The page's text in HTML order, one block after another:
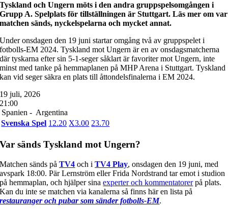
Tyskland och Ungern möts i den andra gruppspelsomgången i
Grupp A. Spelplats för tillställningen är Stuttgart. Läs mer om var
matchen sänds, nyckelspelarna och mycket annat.
Under onsdagen den 19 juni startar omgång två av gruppspelet i
fotbolls-EM 2024. Tyskland mot Ungern är en av onsdagsmatcherna
där tyskarna efter sin 5-1-seger såklart är favoriter mot Ungern, inte
minst med tanke på hemmaplanen på MHP Arena i Stuttgart. Tyskland
kan vid seger säkra en plats till åttondelsfinalerna i EM 2024.
19 juli, 2026
21:00
Spanien - Argentina
Svenska Spel 12.20 X3.00 23.70
Var sänds Tyskland mot Ungern?
Matchen sänds påTV4 och iTV4 Play, onsdagen den 19 juni, med
avspark 18:00. Pär Lernström eller Frida Nordstrand tar emot i studion
på hemmaplan, och hjälper sinaexperter och kommentatorerpå plats.
Kan du inte se matchen via kanalerna så finns här en lista på
restauranger och pubar som sänder fotbolls-EM.